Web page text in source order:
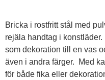
Bricka i rostfritt stål med
rejäla handtag i
som dekoration till en vas
även i andra färger. Med
för både fika eller